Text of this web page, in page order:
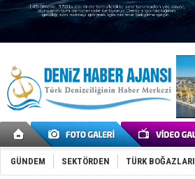
GÜNDEM SEKTÖRDEN TÜRK BOĞAZLARI